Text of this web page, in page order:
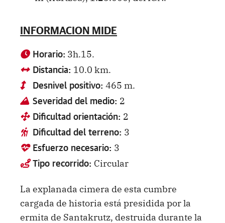
INFORMACION MIDE
Horario: 3h.15.
Distancia: 10.0 km.
Desnivel positivo: 465 m.
Severidad del medio: 2
Dificultad orientación: 2
Dificultad del terreno: 3
Esfuerzo necesario: 3
Tipo recorrido: Circular
La explanada cimera de esta cumbre
cargada de historia está presidida por la
ermita de Santakrutz, destruida durante la